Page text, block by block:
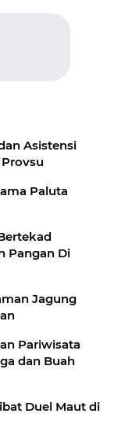
Asistensi
Paluta
Pangan Di
Jagung
Pariwisata
dan Buah
Duel Maut di